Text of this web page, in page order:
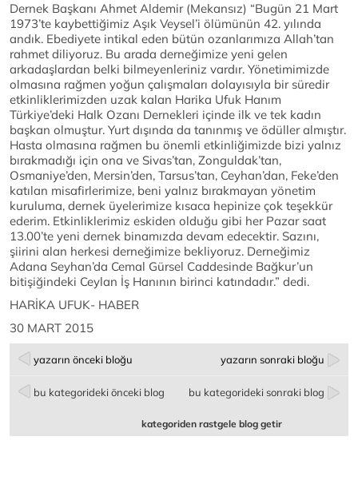
Dernek Başkanı Ahmet Aldemir (Mekansız) “Bugün 21 Mart
1973’te kaybettiğimiz Aşık Veysel’i ölümünün 42. yılında
andık. Ebediyete intikal eden bütün ozanlarımıza Allah’tan
rahmet diliyoruz. Bu arada derneğimize yeni gelen
arkadaşlardan belki bilmeyenleriniz vardır. Yönetimimizde
olmasına rağmen yoğun çalışmaları dolayısıyla bir süredir
etkinliklerimizden uzak kalan Harika Ufuk Hanım
Türkiye’deki Halk Ozanı Dernekleri içinde ilk ve tek kadın
başkan olmuştur. Yurt dışında da tanınmış ve ödüller almıştır.
Hasta olmasına rağmen bu önemli etkinliğimizde bizi yalnız
bırakmadığı için ona ve Sivas’tan, Zonguldak’tan,
Osmaniye’den, Mersin’den, Tarsus’tan, Ceyhan’dan, Feke’den
katılan misafirlerimize, beni yalnız bırakmayan yönetim
kuruluma, dernek üyelerimize kısaca hepinize çok teşekkür
ederim. Etkinliklerimiz eskiden olduğu gibi her Pazar saat
13.00’te yeni dernek binamızda devam edecektir. Sazını,
şiirini alan herkesi derneğimize bekliyoruz. Derneğimiz
Adana Seyhan’da Cemal Gürsel Caddesinde Bağkur’un
bitişiğindeki Ceylan İş Hanının birinci katındadır.” dedi.
HARİKA UFUK- HABER
30 MART 2015
yazarın önceki bloğu yazarın sonraki bloğu
bu kategorideki önceki blog bu kategorideki sonraki blog
kategoriden rastgele blog getir